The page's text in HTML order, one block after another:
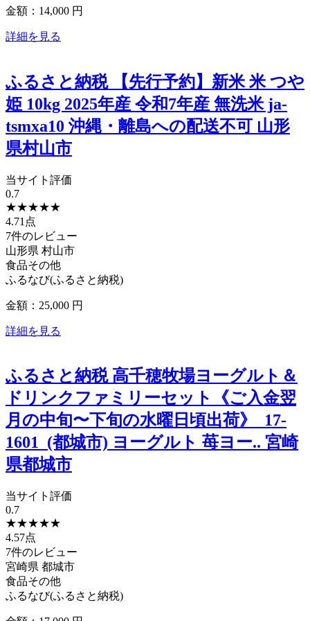
金額：14,000 円
詳細を見る
ふるさと納税 【先行予約】新米 米 つや
姫 10kg 2025年産 令和7年産 無洗米 ja-
tsmxa10 沖縄・離島への配送不可 山形
県村山市
当サイト評価
0.7
★★★★★
4.71点
7件のレビュー
山形県 村山市
食品その他
ふるなび(ふるさと納税)
金額：25,000 円
詳細を見る
ふるさと納税 高千穂牧場ヨーグルト＆
ドリンクファミリーセット《ご入金翌
月の中旬〜下旬の水曜日頃出荷》_17-
1601_(都城市) ヨーグルト 苺ヨー.. 宮崎
県都城市
当サイト評価
0.7
★★★★★
4.57点
7件のレビュー
宮崎県 都城市
食品その他
ふるなび(ふるさと納税)